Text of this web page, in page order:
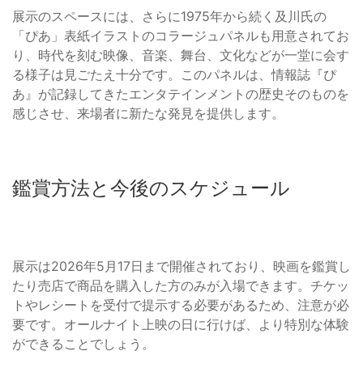
展示のスペースには、さらに1975年から続く及川氏の
「ぴあ」表紙イラストのコラージュパネルも用意されてお
り、時代を刻む映像、音楽、舞台、文化などが一堂に会す
る様子は見ごたえ十分です。このパネルは、情報誌『ぴ
あ』が記録してきたエンタテインメントの歴史そのものを
感じさせ、来場者に新たな発見を提供します。
鑑賞方法と今後のスケジュール
展示は2026年5月17日まで開催されており、映画を鑑賞し
たり売店で商品を購入した方のみが入場できます。チケッ
トやレシートを受付で提示する必要があるため、注意が必
要です。オールナイト上映の日に行けば、より特別な体験
ができることでしょう。